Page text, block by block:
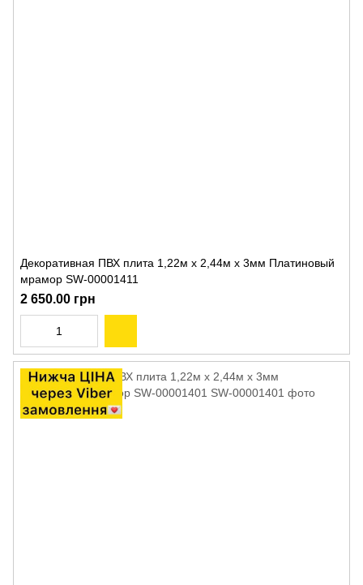
Декоративная ПВХ плита 1,22м х 2,44м х 3мм Платиновый
мрамор SW-00001411
2 650.00 грн